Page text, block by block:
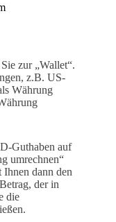
zur „Wallet“.
z.B. US-
Währung
Guthaben auf
umrechnen“
Ihnen dann den
der in
die